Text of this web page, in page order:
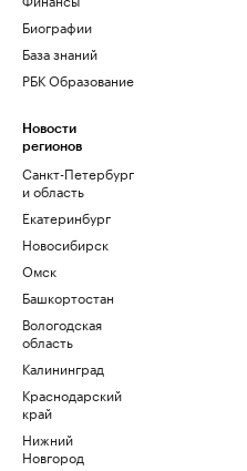
Биографии
База знаний
РБК Образование
Новости
регионов
Санкт-Петербург
и область
Екатеринбург
Новосибирск
Омск
Башкортостан
Вологодская
область
Калининград
Краснодарский
край
Нижний
Новгород